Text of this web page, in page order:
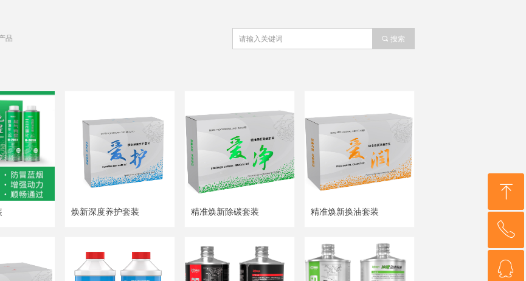
焕新深度养护套装 精准焕新除碳套装 精准焕新换油套装
品 끠 搜索
ꁸ
回到顶部
ꂅ
ꁗ
ꁸ
回到顶部
ꂅ
ꁗ